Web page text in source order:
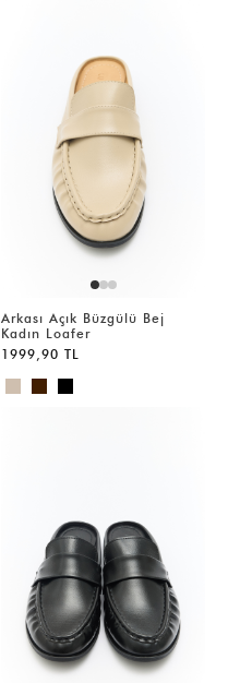
Arkası Açık Büzgülü Bej
Kadın Loafer
1999,90 TL